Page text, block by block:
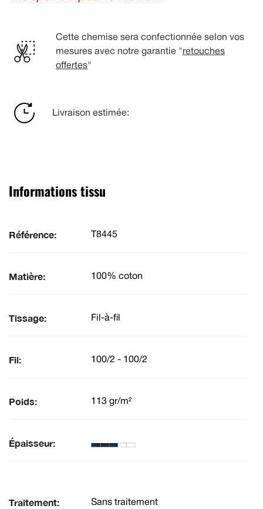
Cette chemise sera confectionnée selon vos
mesures avec notre garantie " retouches
offertes"
Livraison estimée:
Informations tissu
Référence: T8445
Matière: 100% coton
Tissage: Fil-à-fil
Fil: 100/2 - 100/2
Poids: 113 gr/m²
Épaisseur:
Traitement: Sans traitement